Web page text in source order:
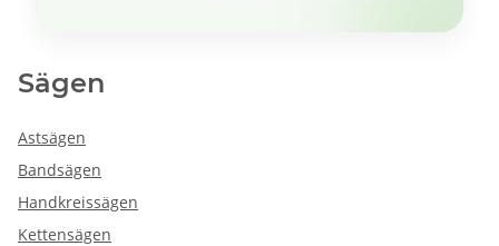
Sägen
Astsägen
Bandsägen
Handkreissägen
Kettensägen